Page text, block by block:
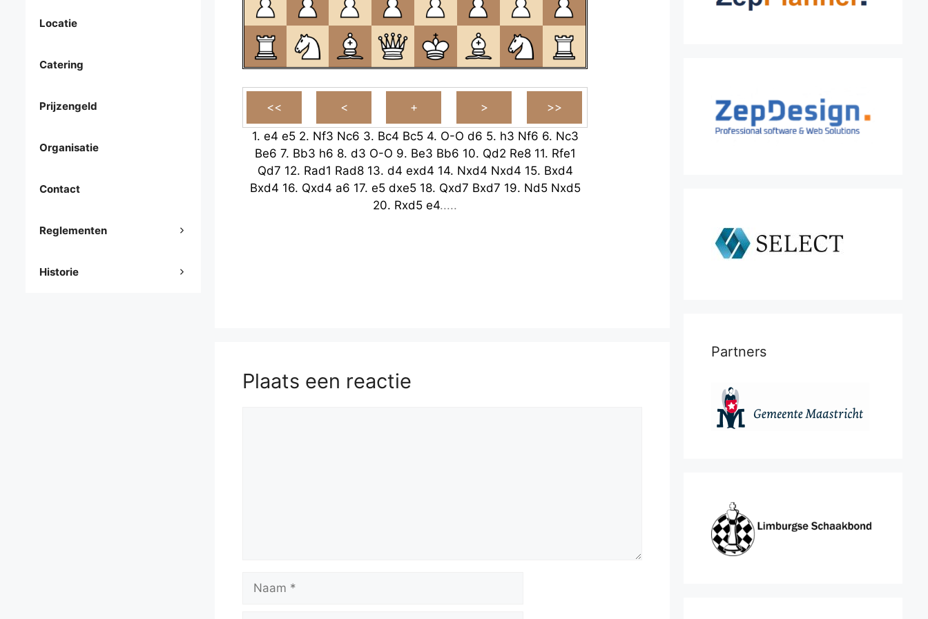
1. e4 e5 2. Nf3 Nc6 3. Bc4 Bc5 4. O-O d6 5. h3 Nf6 6. Nc3
Be6 7. Bb3 h6 8. d3 O-O 9. Be3 Bb6 10. Qd2 Re8 11. Rfe1
Qd7 12. Rad1 Rad8 13. d4 exd4 14. Nxd4 Nxd4 15. Bxd4
Bxd4 16. Qxd4 a6 17. e5 dxe5 18. Qxd7 Bxd7 19. Nd5 Nxd5
20. Rxd5 e4.....
Plaats een reactie
Locatie
Catering
Prijzengeld
Organisatie
Contact
Reglementen
Historie
Partners